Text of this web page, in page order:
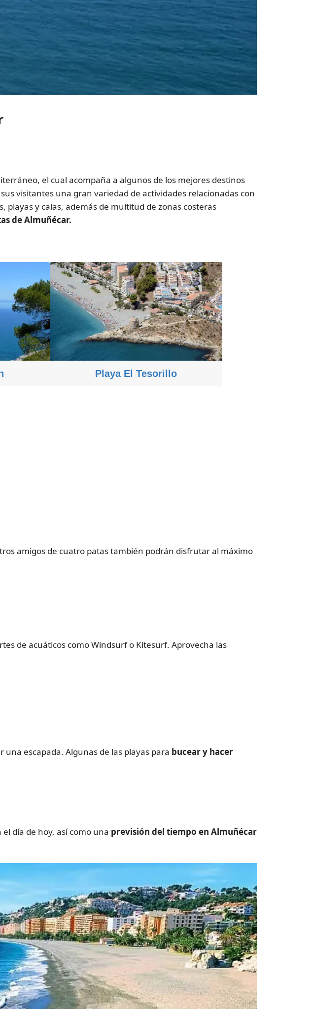
el cual acompaña a algunos de los mejores destinos
visitantes una gran variedad de actividades relacionadas con
playas y calas, además de multitud de zonas costeras
de Almuñécar.
Playa El Tesorillo
amigos de cuatro patas también podrán disfrutar al máximo
de acuáticos como Windsurf o Kitesurf. Aprovecha las
escapada. Algunas de las playas para bucear y hacer
el día de hoy, así como una previsión del tiempo en Almuñécar